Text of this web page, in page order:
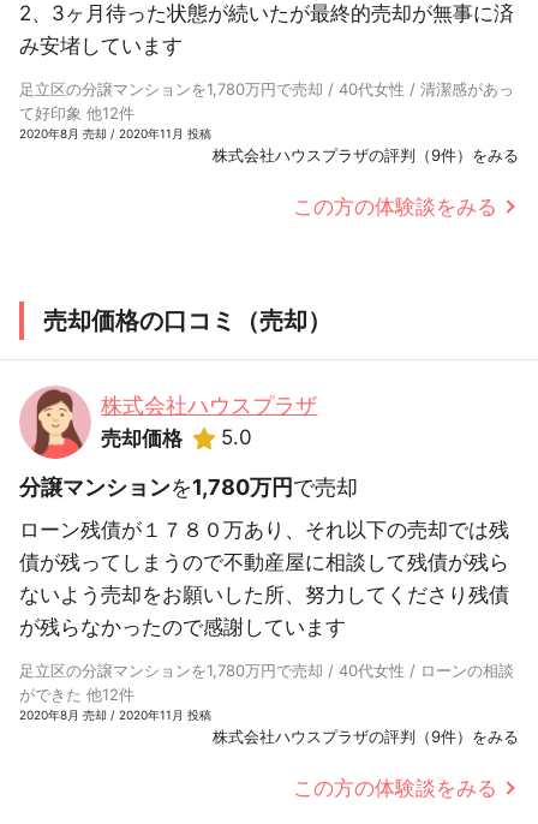
2、3ヶ月待った状態が続いたが最終的売却が無事に済
み安堵しています
足立区の分譲マンションを1,780万円で売却 / 40代女性 / 清潔感があっ
て好印象 他12件
2020年8月 売却 / 2020年11月 投稿
株式会社ハウスプラザの評判（9件）をみる
この方の体験談をみる
売却価格の口コミ（売却）
株式会社ハウスプラザ
売却価格 5.0
分譲マンションを1,780万円で売却
ローン残債が１７８０万あり、それ以下の売却では残
債が残ってしまうので不動産屋に相談して残債が残ら
ないよう売却をお願いした所、努力してくださり残債
が残らなかったので感謝しています
足立区の分譲マンションを1,780万円で売却 / 40代女性 / ローンの相談
ができた 他12件
2020年8月 売却 / 2020年11月 投稿
株式会社ハウスプラザの評判（9件）をみる
この方の体験談をみる